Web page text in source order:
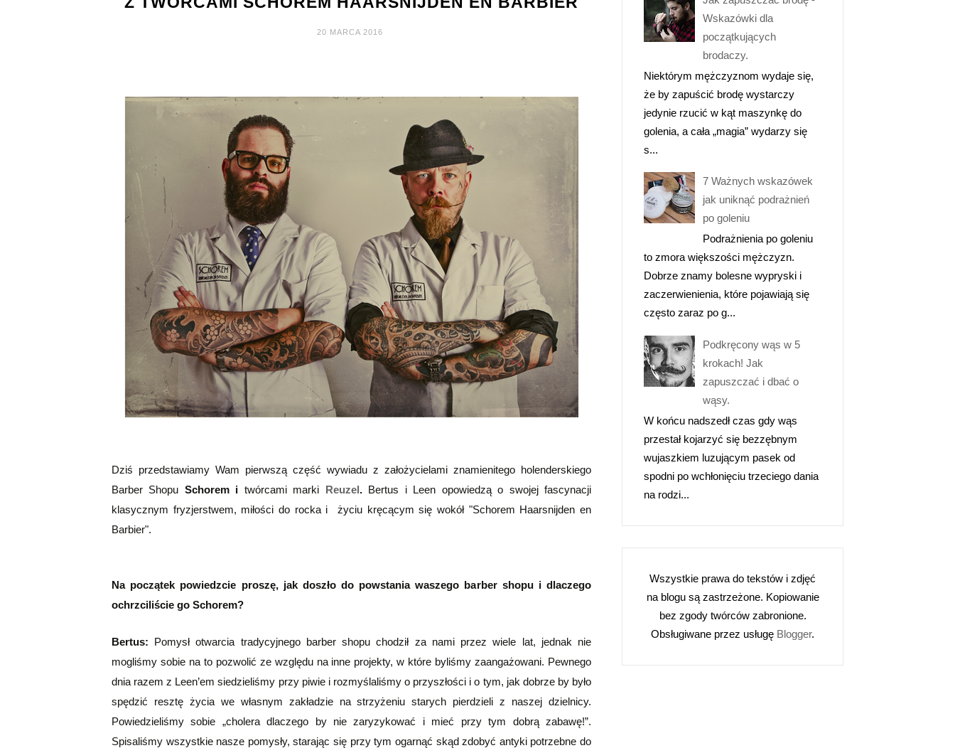
20 MARCA 2016
Dziś przedstawiamy Wam pierwszą część wywiadu z założycielami znamienitego holenderskiego
Barber Shopu Schorem i twórcami marki Reuzel. Bertus i Leen opowiedzą o swojej fascynacji
klasycznym fryzjerstwem, miłości do rocka i życiu kręcącym się wokół "Schorem Haarsnijden en
Barbier".
Na początek powiedzcie proszę, jak doszło do powstania waszego barber shopu i dlaczego
ochrzciliście go Schorem?
Bertus: Pomysł otwarcia tradycyjnego barber shopu chodził za nami przez wiele lat, jednak nie
mogliśmy sobie na to pozwolić ze względu na inne projekty, w które byliśmy zaangażowani. Pewnego
dnia razem z Leen’em siedzieliśmy przy piwie i rozmyślaliśmy o przyszłości i o tym, jak dobrze by było
spędzić resztę życia we własnym zakładzie na strzyżeniu starych pierdzieli z naszej dzielnicy.
Powiedzieliśmy sobie „cholera dlaczego by nie zaryzykować i mieć przy tym dobrą zabawę!”.
Spisaliśmy wszystkie nasze pomysły, starając się przy tym ogarnąć skąd zdobyć antyki potrzebne do
Wskazówki dla
początkujących
brodaczy.
Niektórym mężczyznom wydaje się,
że by zapuścić brodę wystarczy
jedynie rzucić w kąt maszynkę do
golenia, a cała „magia” wydarzy się
s...
7 Ważnych wskazówek
jak uniknąć podrażnień
po goleniu
Podrażnienia po goleniu
to zmora większości mężczyzn.
Dobrze znamy bolesne wypryski i
zaczerwienienia, które pojawiają się
często zaraz po g...
Podkręcony wąs w 5
krokach! Jak
zapuszczać i dbać o
wąsy.
W końcu nadszedł czas gdy wąs
przestał kojarzyć się bezzębnym
wujaszkiem luzującym pasek od
spodni po wchłonięciu trzeciego dania
na rodzi...
Wszystkie prawa do tekstów i zdjęć
na blogu są zastrzeżone. Kopiowanie
bez zgody twórców zabronione.
Obsługiwane przez usługę Blogger.